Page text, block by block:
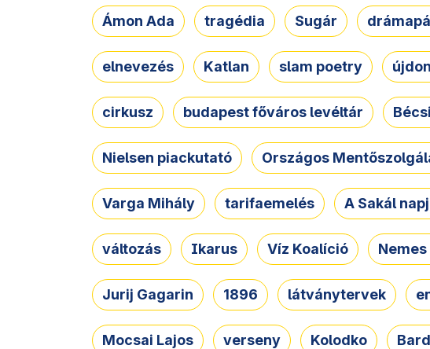
Ámon Ada tragédia Sugár
elnevezés Katlan slam poetry
cirkusz budapest főváros levéltár
Nielsen piackutató Országos
Varga Mihály tarifaemelés A Sakál
változás Ikarus Víz Koalíció Nemes
Jurij Gagarin 1896 látványtervek
Mocsai Lajos verseny Kolodko